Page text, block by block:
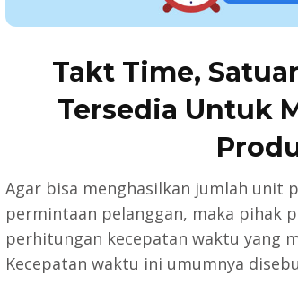
Takt Time,
Tersedia Untuk
Agar bisa menghasilkan jumlah unit
permintaan pelanggan, maka pihak
perhitungan kecepatan waktu yang
Kecepatan waktu ini umumnya